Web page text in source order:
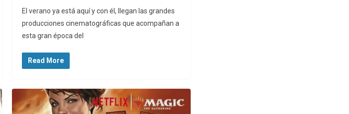
El verano ya está aquí y con él, llegan las grandes
producciones cinematográficas que acompañan a
esta gran época del
Read More